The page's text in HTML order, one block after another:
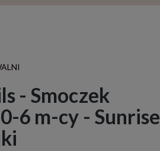
- Smoczek
6 m-cy - Sunrise